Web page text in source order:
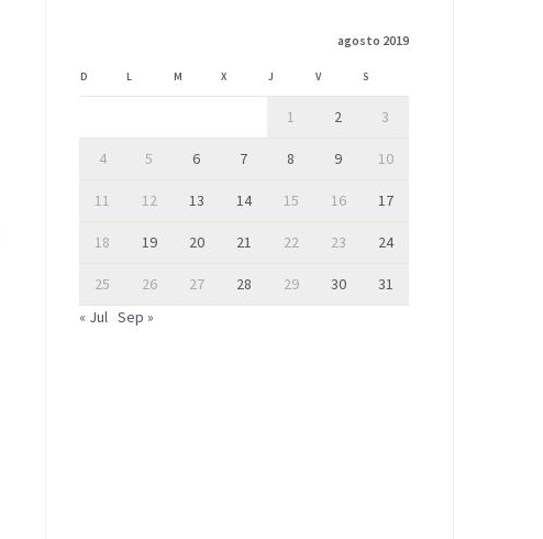
agosto 2019
D L M X J V S
1 2 3
4 5 6 7 8 9 10
11 12 13 14 15 16 17
18 19 20 21 22 23 24
25 26 27 28 29 30
31
« Jul Sep »